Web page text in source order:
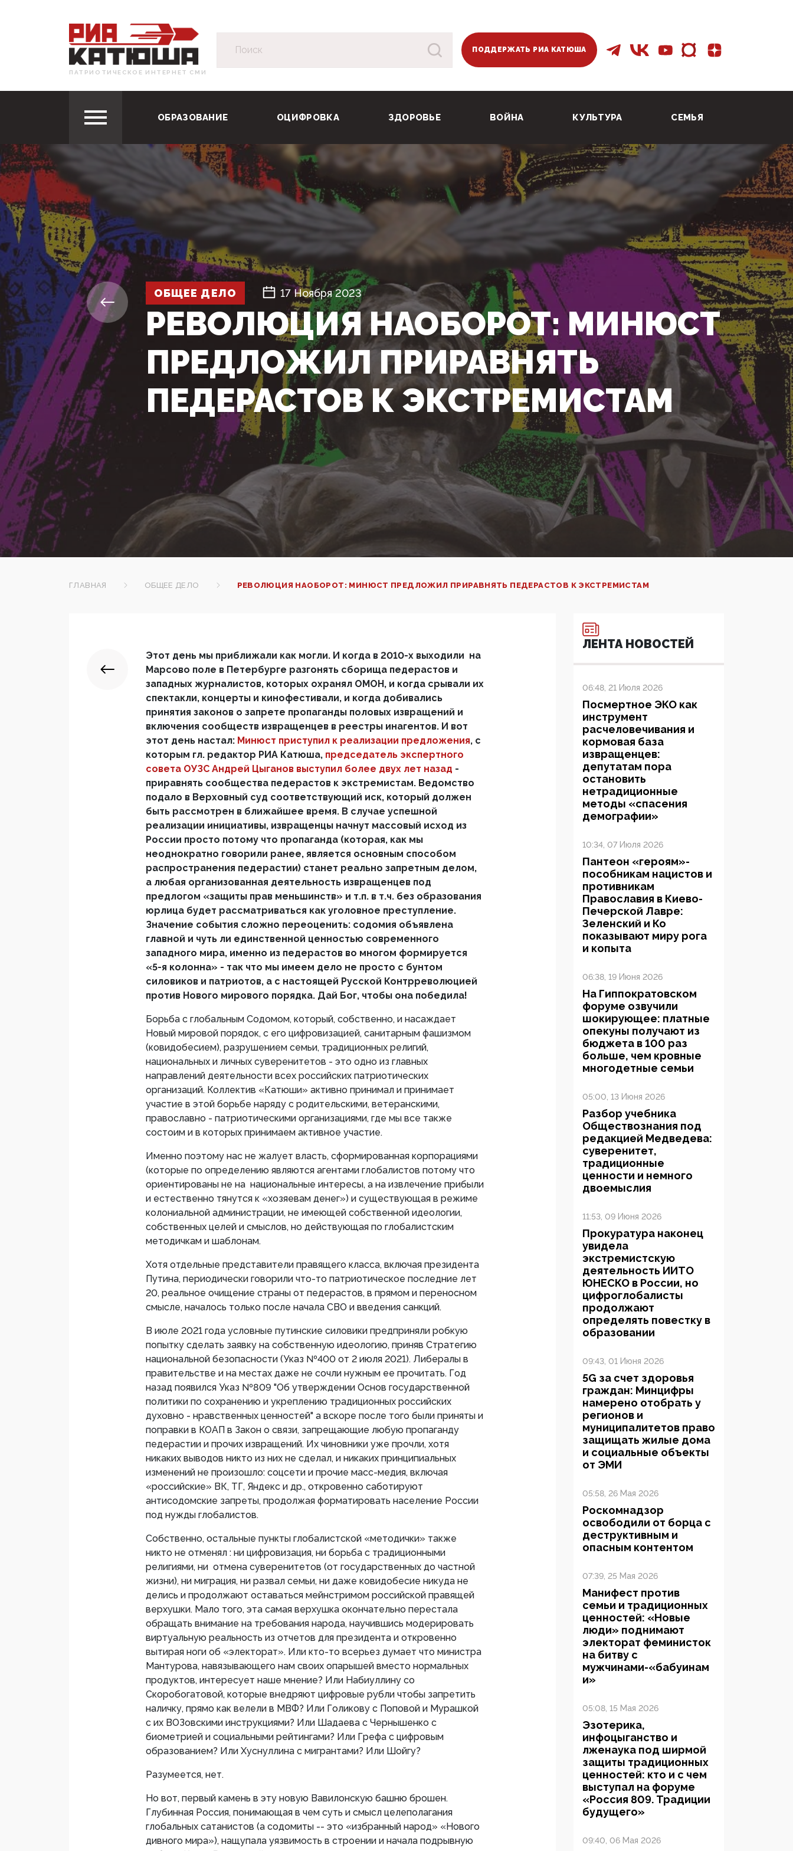
ПАТРИОТИЧЕСКОЕ ИНТЕРНЕТ СМИ
ПОДДЕРЖАТЬ РИА КАТЮША
ОБРАЗОВАНИЕ ОЦИФРОВКА ЗДОРОВЬЕ ВОЙНА КУЛЬТУРА СЕМЬЯ
ОБЩЕЕ ДЕЛО 17 Ноября 2023
РЕВОЛЮЦИЯ НАОБОРОТ: МИНЮСТ
ПРЕДЛОЖИЛ ПРИРАВНЯТЬ
ПЕДЕРАСТОВ К ЭКСТРЕМИСТАМ
ГЛАВНАЯ ОБЩЕЕ ДЕЛО РЕВОЛЮЦИЯ НАОБОРОТ: МИНЮСТ ПРЕДЛОЖИЛ ПРИРАВНЯТЬ ПЕДЕРАСТОВ К ЭКСТРЕМИСТАМ
Этот день мы приближали как могли. И когда в 2010-х выходили на
Марсово поле в Петербурге разгонять сборища педерастов и
западных журналистов, которых охранял ОМОН, и когда срывали их
спектакли, концерты и кинофестивали, и когда добивались
принятия законов о запрете пропаганды половых извращений и
включения сообществ извращенцев в реестры инагентов. И вот
этот день настал: Минюст приступил к реализации предложения, с
которым гл. редактор РИА Катюша, председатель экспертного
совета ОУЗС Андрей Цыганов выступил более двух лет назад -
приравнять сообщества педерастов к экстремистам. Ведомство
подало в Верховный суд соответствующий иск, который должен
быть рассмотрен в ближайшее время. В случае успешной
реализации инициативы, извращенцы начнут массовый исход из
России просто потому что пропаганда (которая, как мы
неоднократно говорили ранее, является основным способом
распространения педерастии) станет реально запретным делом,
а любая организованная деятельность извращенцев под
предлогом «защиты прав меньшинств» и т.п. в т.ч. без образования
юрлица будет рассматриваться как уголовное преступление.
Значение события сложно переоценить: содомия объявлена
главной и чуть ли единственной ценностью современного
западного мира, именно из педерастов во многом формируется
«5-я колонна» - так что мы имеем дело не просто с бунтом
силовиков и патриотов, а с настоящей Русской Контрреволюцией
против Нового мирового порядка. Дай Бог, чтобы она победила!
Борьба с глобальным Содомом, который, собственно, и насаждает
Новый мировой порядок, с его цифровизацией, санитарным фашизмом
(ковидобесием), разрушением семьи, традиционных религий,
национальных и личных суверенитетов - это одно из главных
направлений деятельности всех российских патриотических
организаций. Коллектив «Катюши» активно принимал и принимает
участие в этой борьбе наряду с родительскими, ветеранскими,
православно - патриотическими организациями, где мы все также
состоим и в которых принимаем активное участие.
Именно поэтому нас не жалует власть, сформированная корпорациями
(которые по определению являются агентами глобалистов потому что
ориентированы не на национальные интересы, а на извлечение прибыли
и естественно тянутся к «хозяевам денег») и существующая в режиме
колониальной администрации, не имеющей собственной идеологии,
собственных целей и смыслов, но действующая по глобалистским
методичкам и шаблонам.
Хотя отдельные представители правящего класса, включая президента
Путина, периодически говорили что-то патриотическое последние лет
20, реальное очищение страны от педерастов, в прямом и переносном
смысле, началось только после начала СВО и введения санкций.
В июле 2021 года условные путинские силовики предприняли робкую
попытку сделать заявку на собственную идеологию, приняв Стратегию
национальной безопасности (Указ №400 от 2 июля 2021). Либералы в
правительстве и на местах даже не сочли нужным ее прочитать. Год
назад появился Указ №809 "Об утверждении Основ государственной
политики по сохранению и укреплению традиционных российских
духовно - нравственных ценностей" а вскоре после того были приняты и
поправки в КОАП в Закон о связи, запрещающие любую пропаганду
педерастии и прочих извращений. Их чиновники уже прочли, хотя
никаких выводов никто из них не сделал, и никаких принципиальных
изменений не произошло: соцсети и прочие масс-медия, включая
«российские» ВК, ТГ, Яндекс и др., откровенно саботируют
антисодомские запреты, продолжая форматировать население России
под нужды глобалистов.
Собственно, остальные пункты глобалистской «методички» также
никто не отменял : ни цифровизация, ни борьба с традиционными
религиями, ни отмена суверенитетов (от государственных до частной
жизни), ни миграция, ни развал семьи, ни даже ковидобесие никуда не
делись и продолжают оставаться мейнстримом российской правящей
верхушки. Мало того, эта самая верхушка окончательно перестала
обращать внимание на требования народа, научившись модерировать
виртуальную реальность из отчетов для президента и откровенно
вытирая ноги об «электорат». Или кто-то всерьез думает что министра
Мантурова, навязывающего нам своих опарышей вместо нормальных
продуктов, интересует наше мнение? Или Набиуллину со
Скоробогатовой, которые внедряют цифровые рубли чтобы запретить
наличку, прямо как велели в МВФ? Или Голикову с Поповой и Мурашкой
с их ВОЗовскими инструкциями? Или Шадаева с Чернышенко с
биометрией и социальными рейтингами? Или Грефа с цифровым
образованием? Или Хуснуллина с мигрантами? Или Шойгу?
Разумеется, нет.
Но вот, первый камень в эту новую Вавилонскую башню брошен.
Глубинная Россия, понимающая в чем суть и смысл целеполагания
глобальных сатанистов (а содомиты -- это «избранный народ» «Нового
дивного мира»), нащупала уязвимость в строении и начала подрывную
ЛЕНТА НОВОСТЕЙ
06:48, 21 Июля 2026
Посмертное ЭКО как
инструмент
расчеловечивания и
кормовая база
извращенцев:
депутатам пора
остановить
нетрадиционные
методы «спасения
демографии»
10:34, 07 Июля 2026
Пантеон «героям»-
пособникам нацистов и
противникам
Православия в Киево-
Печерской Лавре:
Зеленский и Ко
показывают миру рога
и копыта
06:38, 19 Июня 2026
На Гиппократовском
форуме озвучили
шокирующее: платные
опекуны получают из
бюджета в 100 раз
больше, чем кровные
многодетные семьи
05:00, 13 Июня 2026
Разбор учебника
Обществознания под
редакцией Медведева:
суверенитет,
традиционные
ценности и немного
двоемыслия
11:53, 09 Июня 2026
Прокуратура наконец
увидела
экстремистскую
деятельность ИИТО
ЮНЕСКО в России, но
цифроглобалисты
продолжают
определять повестку в
образовании
09:43, 01 Июня 2026
5G за счет здоровья
граждан: Минцифры
намерено отобрать у
регионов и
муниципалитетов право
защищать жилые дома
и социальные объекты
от ЭМИ
05:58, 26 Мая 2026
Роскомнадзор
освободили от борца с
деструктивным и
опасным контентом
07:39, 25 Мая 2026
Манифест против
семьи и традиционных
ценностей: «Новые
люди» поднимают
электорат феминисток
на битву с
мужчинами-«бабуинам
и»
05:08, 15 Мая 2026
Эзотерика,
инфоцыганство и
лженаука под ширмой
защиты традиционных
ценностей: кто и с чем
выступал на форуме
«Россия 809. Традиции
будущего»
09:40, 06 Мая 2026